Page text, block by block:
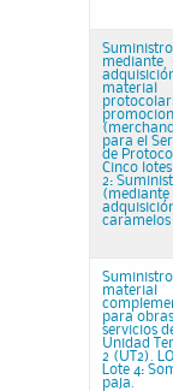
Suministro
mediante
material
para el
de
Cinco lotes
2:
(mediante
caramelos
material
para
servicios
Unidad
2 (UT2).
Lote 4:
paja.